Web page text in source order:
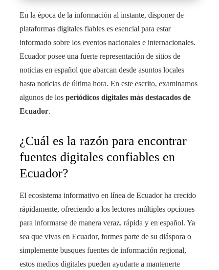
En la época de la información al instante, disponer de
plataformas digitales fiables es esencial para estar
informado sobre los eventos nacionales e internacionales.
Ecuador posee una fuerte representación de sitios de
noticias en español que abarcan desde asuntos locales
hasta noticias de última hora. En este escrito, examinamos
algunos de los periódicos digitales más destacados de
Ecuador.
¿Cuál es la razón para encontrar
fuentes digitales confiables en
Ecuador?
El ecosistema informativo en línea de Ecuador ha crecido
rápidamente, ofreciendo a los lectores múltiples opciones
para informarse de manera veraz, rápida y en español. Ya
sea que vivas en Ecuador, formes parte de su diáspora o
simplemente busques fuentes de información regional,
estos medios digitales pueden ayudarte a mantenerte